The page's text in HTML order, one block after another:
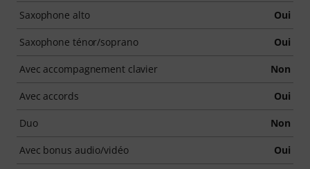
Saxophone alto Oui
Saxophone ténor/soprano Oui
Avec accompagnement clavier Non
Avec accords Oui
Duo Non
Avec bonus audio/vidéo Oui